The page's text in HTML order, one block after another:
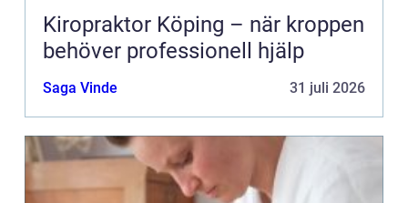
Kiropraktor Köping – när kroppen
behöver professionell hjälp
Saga Vinde 31 juli 2026